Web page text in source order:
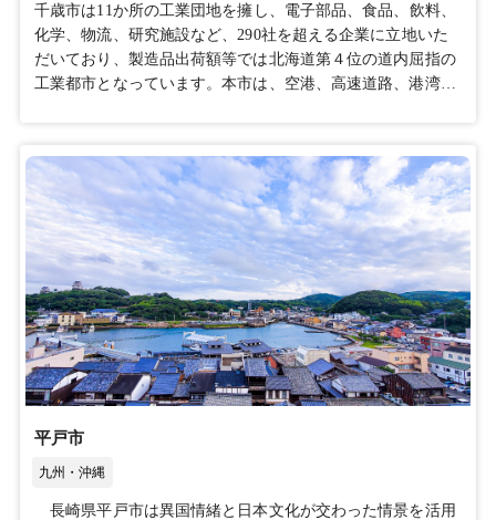
千歳市は11か所の工業団地を擁し、電子部品、食品、飲料、
化学、物流、研究施設など、290社を超える企業に立地いた
だいており、製造品出荷額等では北海道第４位の道内屈指の
工業都市となっています。本市は、空港、高速道路、港湾な
も恵まれ、良質な水資源や低廉な上下水道、クリーンで安定
した天然ガス、特別高圧電力など企業活動に不可欠な産業イ
ンフラが整っています。また、本市は台風や地震などの自然
災害に強く、リスク分散の適地としての条件が整い、さら
に、冷涼な気候は、事業活動においても空調等の運転コスト
を軽減できます。降雪量は、北海道の中では比較的少なく、
通勤や物流に支障を与えることはありません。現在は、半導
体を含む電子部品はもとより、食品や化学、物流など、多様
な産業の集積を目指し、新千歳空港やＪＲ南千歳駅に近い柏
台地区において、新たな工業団地の開発を進めており、令和
10年度の一部分譲開始に向けて、令和８年12月から予約分譲
ご検討ください。
平戸市
九州・沖縄
長崎県平戸市は異国情緒と日本文化が交わった情景を活用